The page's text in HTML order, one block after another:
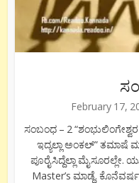
February 17,
ಸಂಬಂಧ – 2
ಇದ್ಯಲ್ಲಾ ಅಂಕಲ್” ತಮಾಷೆ
ಪೂರೈಸಿದ್ದೆಲ್ಲಾ
Master’s ಮಾಡ್ದೆ.